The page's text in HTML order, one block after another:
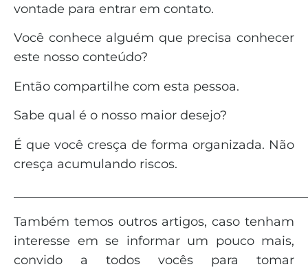
vontade para entrar em contato.
Você conhece alguém que precisa conhecer
este nosso conteúdo?
Então compartilhe com esta pessoa.
Sabe qual é o nosso maior desejo?
É que você cresça de forma organizada. Não
cresça acumulando riscos.
Também temos outros artigos, caso tenham
interesse em se informar um pouco mais,
convido a todos vocês para tomar